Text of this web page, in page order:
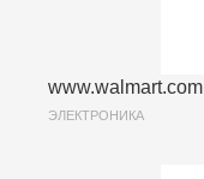
www.walmart.com
ЭЛЕКТРОНИКА